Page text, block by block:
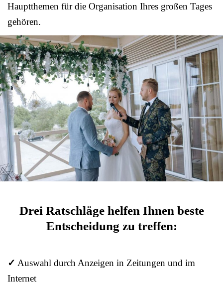
Hauptthemen für die Organisation Ihres großen Tages
gehören.
Drei Ratschläge helfen Ihnen beste
Entscheidung zu treffen:
✓ Auswahl durch Anzeigen in Zeitungen und im
Internet